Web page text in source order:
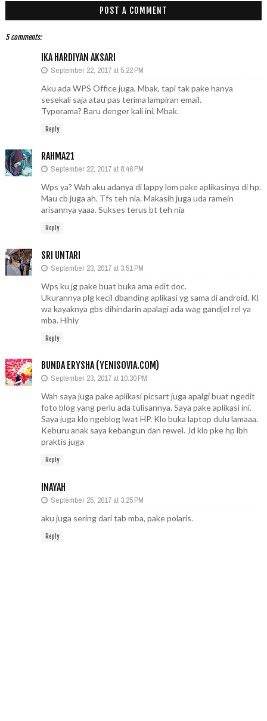
POST A COMMENT
5 comments:
IKA HARDIYAN AKSARI
September 22, 2017 at 5:22 PM
Aku ada WPS Office juga, Mbak, tapi tak pake hanya
sesekali saja atau pas terima lampiran email.
Typorama? Baru denger kali ini, Mbak.
Reply
RAHMA21
September 22, 2017 at 8:46 PM
Wps ya? Wah aku adanya di lappy lom pake aplikasinya di hp.
Mau cb juga ah. Tfs teh nia. Makasih juga uda ramein
arisannya yaaa. Sukses terus bt teh nia
Reply
SRI UNTARI
September 23, 2017 at 3:51 PM
Wps ku jg pake buat buka ama edit doc.
Ukurannya plg kecil dbanding aplikasi yg sama di android. Kl
wa kayaknya gbs dihindarin apalagi ada wag gandjel rel ya
mba. Hihiy
Reply
BUNDA ERYSHA (YENISOVIA.COM)
September 23, 2017 at 10:30 PM
Wah saya juga pake aplikasi picsart juga apalgi buat ngedit
foto blog yang perlu ada tulisannya. Saya pake aplikasi ini.
Saya juga klo ngeblog lwat HP. Klo buka laptop dulu lamaaa.
Keburu anak saya kebangun dan rewel. Jd klo pke hp lbh
praktis juga
Reply
INAYAH
September 25, 2017 at 3:25 PM
aku juga sering dari tab mba, pake polaris.
Reply